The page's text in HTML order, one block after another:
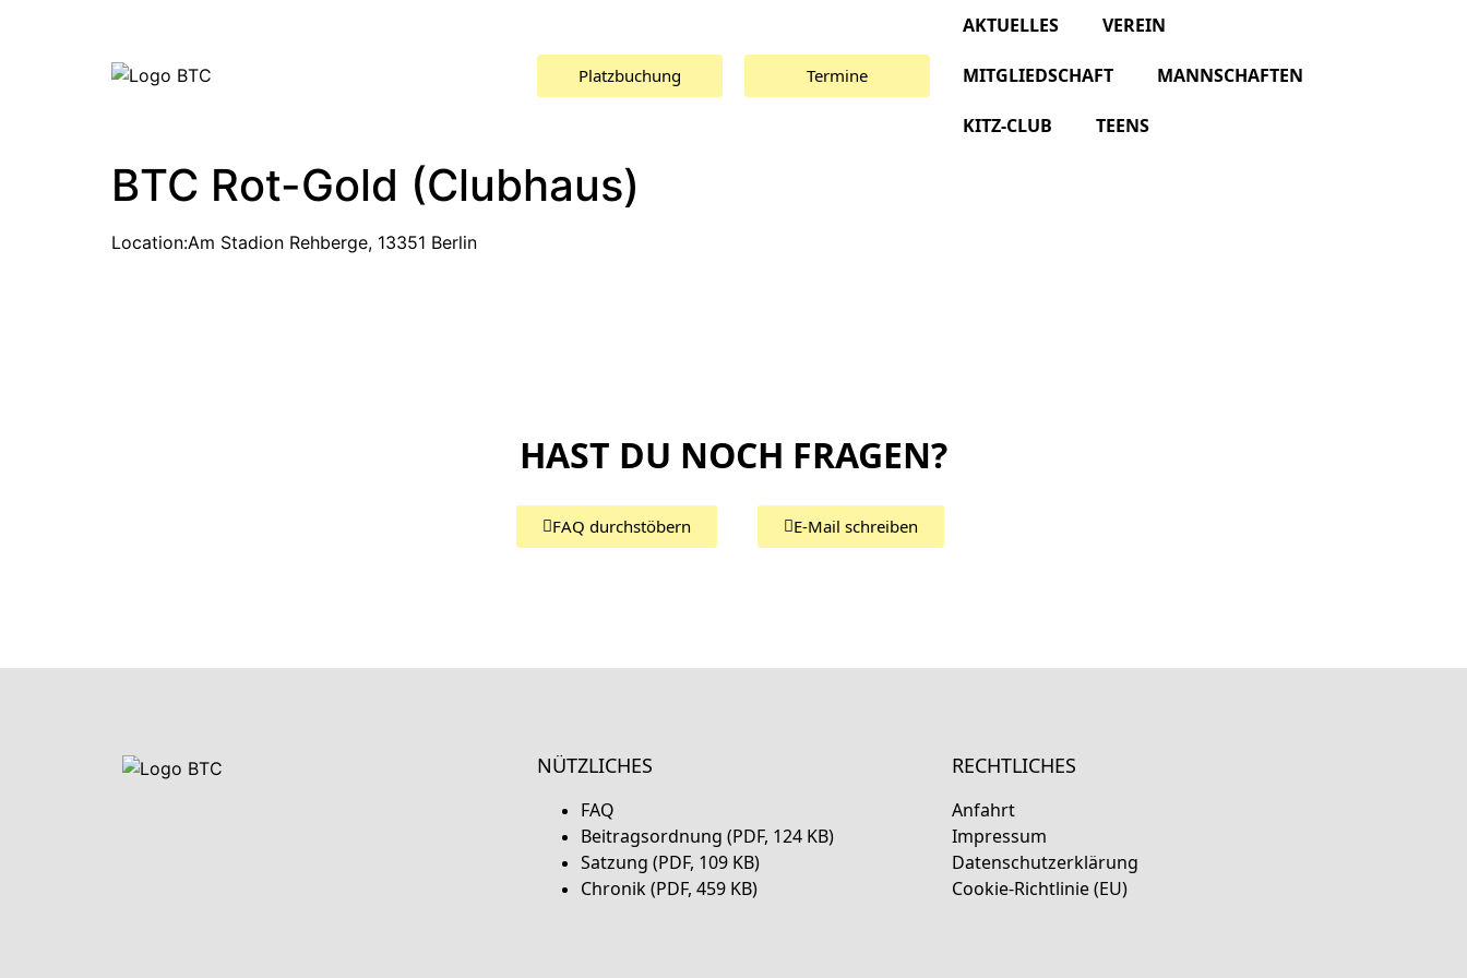
Platzbuchung Termine
AKTUELLES VEREIN
MITGLIEDSCHAFT MANNSCHAFTEN
KITZ-CLUB TEENS
BTC Rot-Gold (Clubhaus)
Location:Am Stadion Rehberge, 13351 Berlin
HAST DU NOCH FRAGEN?
FAQ durchstöbern E-Mail schreiben
NÜTZLICHES
FAQ
Beitragsordnung (PDF, 124 KB)
Satzung (PDF, 109 KB)
Chronik (PDF, 459 KB)
RECHTLICHES
Anfahrt
Impressum
Datenschutzerklärung
Cookie-Richtlinie (EU)